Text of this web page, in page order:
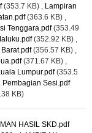
(353.7 KB) , Lampiran
(363.6 KB) ,
Tenggara.pdf (353.49
(352.92 KB) ,
(356.57 KB) ,
(371.67 KB) ,
Lumpur.pdf (353.5
Pembagian Sesi.pdf
KB)
HASIL SKD.pdf